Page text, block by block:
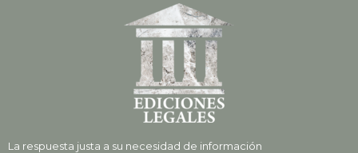
La respuesta justa a su necesidad de información